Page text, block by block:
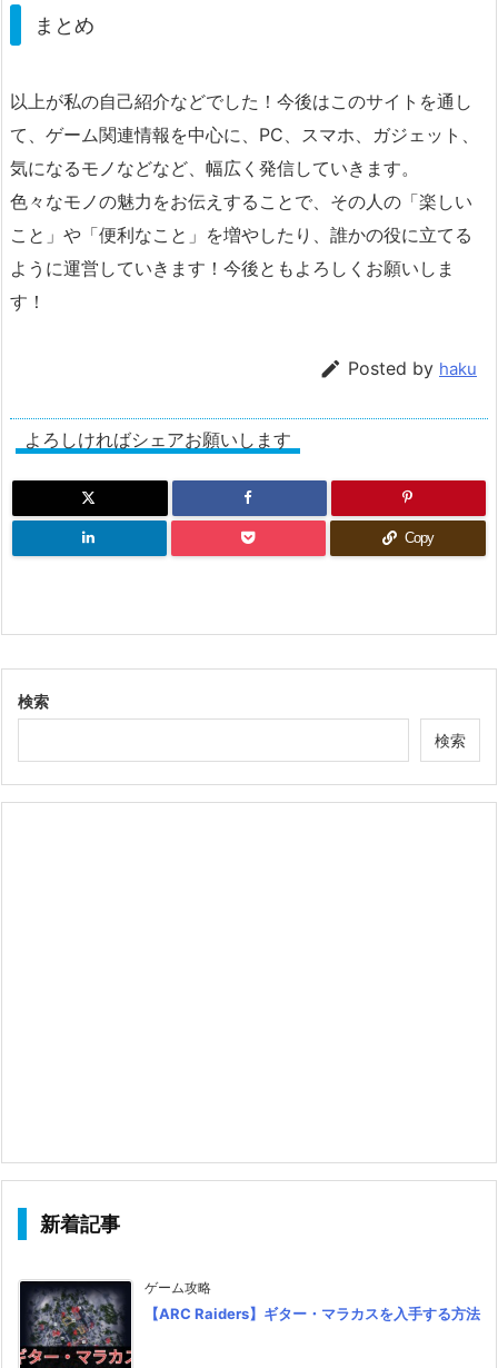
まとめ
以上が私の自己紹介などでした！今後はこのサイトを通し
て、ゲーム関連情報を中心に、PC、スマホ、ガジェット、
気になるモノなどなど、幅広く発信していきます。
色々なモノの魅力をお伝えすることで、その人の「楽しい
こと」や「便利なこと」を増やしたり、誰かの役に立てる
ように運営していきます！今後ともよろしくお願いしま
す！
 Posted by haku
よろしければシェアお願いします
Copy
検索
検索
新着記事
ゲーム攻略
【ARC Raiders】ギター・マラカスを入手する方法